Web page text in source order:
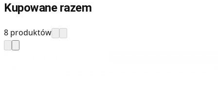
Kupowane razem
8 produktów